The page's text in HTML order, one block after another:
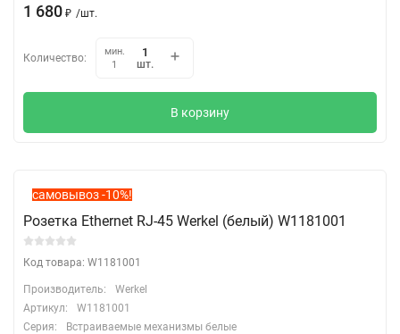
1 680 ₽ /шт.
Количество:
мин.
1
шт.
В корзину
самовывоз -10%!
Розетка Ethernet RJ-45 Werkel (белый) W1181001
Код товара: W1181001
Производитель:
Werkel
Артикул:
W1181001
Серия:
Встраиваемые механизмы белые